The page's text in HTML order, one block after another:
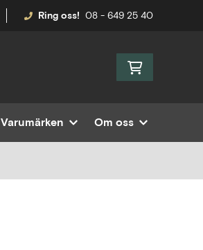
Ring oss! 08 - 649 25 40
Varumärken Om oss